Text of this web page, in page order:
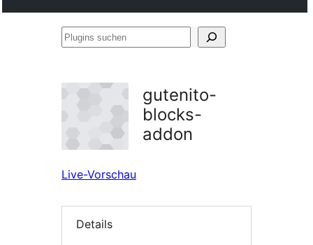
Plugins
gutenito-
blocks-
addon
Live-Vorschau
Details